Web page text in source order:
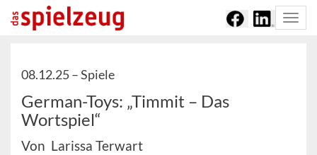
08.12.25 –Spiele
German-Toys: „Timmit – Das
Wortspiel“
Von Larissa Terwart